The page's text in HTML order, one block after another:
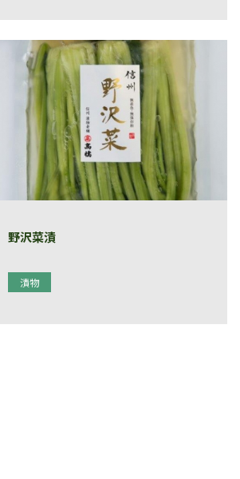
野沢菜漬
漬物